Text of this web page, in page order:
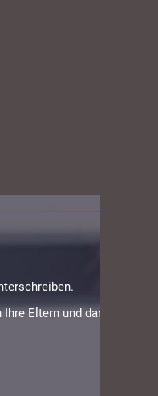
Eltern und dann der/